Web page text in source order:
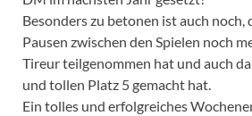
Besonders zu betonen ist auch noch,
Pausen zwischen den Spielen noch
Tireur teilgenommen hat und auch
und tollen Platz 5 gemacht hat.
Ein tolles und erfolgreiches